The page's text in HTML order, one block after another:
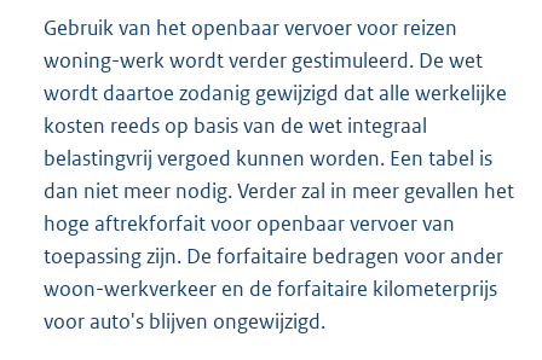
Gebruik van het openbaar vervoer voor reizen
woning-werk wordt verder gestimuleerd. De wet
wordt daartoe zodanig gewijzigd dat alle werkelijke
kosten reeds op basis van de wet integraal
belastingvrij vergoed kunnen worden. Een tabel is
dan niet meer nodig. Verder zal in meer gevallen het
hoge aftrekforfait voor openbaar vervoer van
toepassing zijn. De forfaitaire bedragen voor ander
woon-werkverkeer en de forfaitaire kilometerprijs
voor auto's blijven ongewijzigd.